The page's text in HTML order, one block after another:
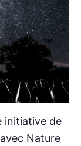
initiative de
Nature